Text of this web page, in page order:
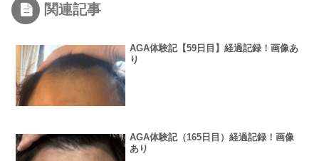
関連記事
AGA体験記【59日目】経過記録！画像あ
り
AGA体験記（165日目）経過記録！画像
あり